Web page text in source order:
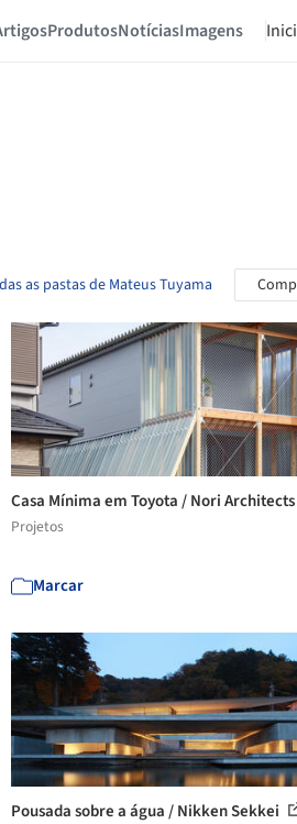
ProdutosNotíciasImagens
as pastas de Mateus Tuyama
Casa Mínima em Toyota / Nori Architects
Projetos
Marcar
Pousada sobre a água / Nikken Sekkei